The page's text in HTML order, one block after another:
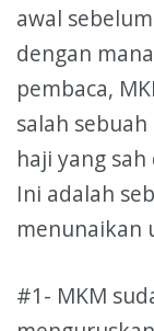
awal
dengan
pembaca,
salah
haji yang
Ini adalah
menunaikan
#1- MKM